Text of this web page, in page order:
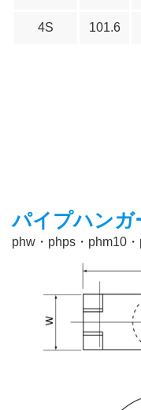
4S 101.6
パイプハンガ
phw・phps・phm10